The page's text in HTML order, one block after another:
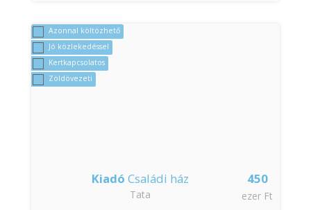
Azonnal költözhető
Jó közlekedéssel
Kertkapcsolatos
Zöldövezeti
450
ezer Ft
Kiadó Családi ház
Tata